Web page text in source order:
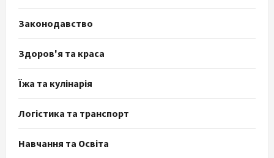
Законодавство
Здоров'я та краса
Їжа та кулінарія
Логістика та транспорт
Навчання та Освіта